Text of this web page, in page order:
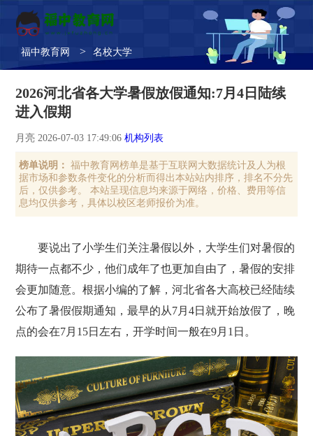
福中教育网 > 名校大学
2026河北省各大学暑假放假通知:7月4日陆续
进入假期
月亮 2026-07-03 17:49:06机构列表
榜单说明：
福中教育网榜单是基于互联网大数据统计及人为根
据市场和参数条件变化的分析而得出本站站内排序，排名不分先
后，仅供参考。 本站呈现信息均来源于网络，价格、费用等信
息均仅供参考，具体以校区老师报价为准。
要说出了小学生们关注暑假以外，大学生们对暑假的
期待一点都不少，他们成年了也更加自由了，暑假的安排
会更加随意。根据小编的了解，河北省各大高校已经陆续
公布了暑假假期通知，最早的从7月4日就开始放假了，晚
点的会在7月15日左右，开学时间一般在9月1日。